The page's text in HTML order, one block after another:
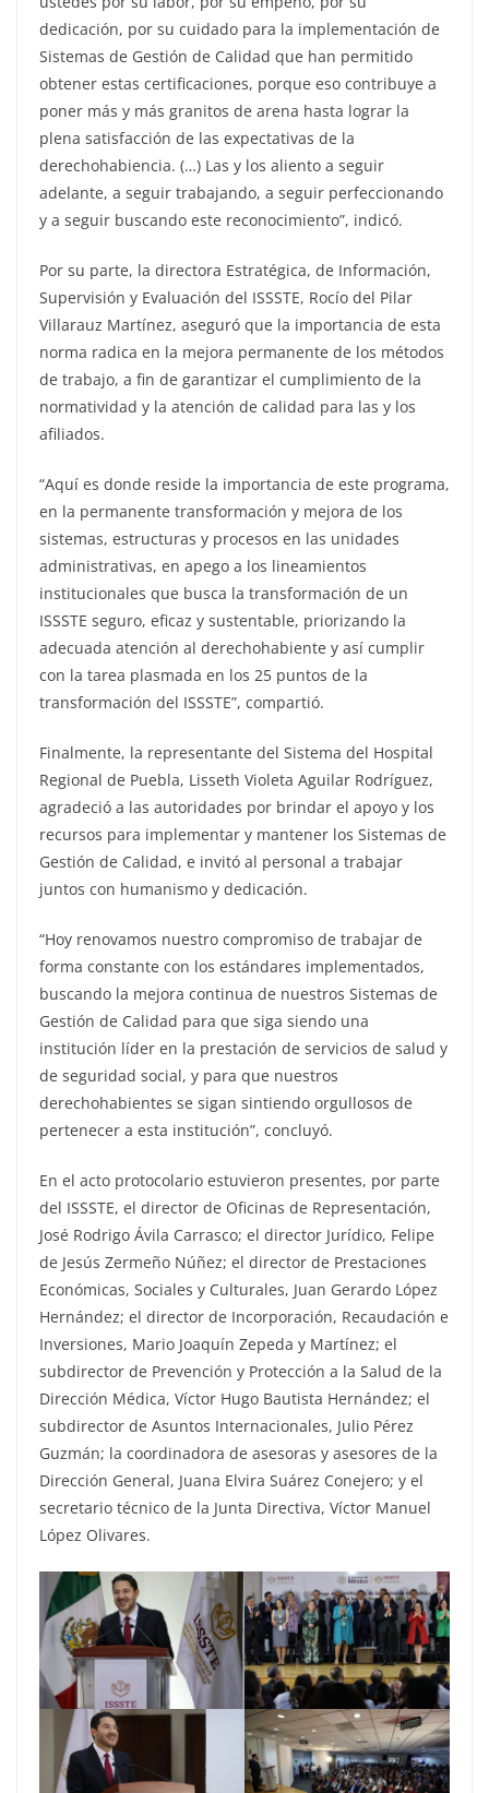
dedicación, por su cuidado para la implementación de
Sistemas de Gestión de Calidad que han permitido
obtener estas certificaciones, porque eso contribuye a
poner más y más granitos de arena hasta lograr la
plena satisfacción de las expectativas de la
derechohabiencia. (…) Las y los aliento a seguir
adelante, a seguir trabajando, a seguir perfeccionando
y a seguir buscando este reconocimiento”, indicó.
Por su parte, la directora Estratégica, de Información,
Supervisión y Evaluación del ISSSTE, Rocío del Pilar
Villarauz Martínez, aseguró que la importancia de esta
norma radica en la mejora permanente de los métodos
de trabajo, a fin de garantizar el cumplimiento de la
normatividad y la atención de calidad para las y los
afiliados.
“Aquí es donde reside la importancia de este programa,
en la permanente transformación y mejora de los
sistemas, estructuras y procesos en las unidades
administrativas, en apego a los lineamientos
institucionales que busca la transformación de un
ISSSTE seguro, eficaz y sustentable, priorizando la
adecuada atención al derechohabiente y así cumplir
con la tarea plasmada en los 25 puntos de la
transformación del ISSSTE”, compartió.
Finalmente, la representante del Sistema del Hospital
Regional de Puebla, Lisseth Violeta Aguilar Rodríguez,
agradeció a las autoridades por brindar el apoyo y los
recursos para implementar y mantener los Sistemas de
Gestión de Calidad, e invitó al personal a trabajar
juntos con humanismo y dedicación.
“Hoy renovamos nuestro compromiso de trabajar de
forma constante con los estándares implementados,
buscando la mejora continua de nuestros Sistemas de
Gestión de Calidad para que siga siendo una
institución líder en la prestación de servicios de salud y
de seguridad social, y para que nuestros
derechohabientes se sigan sintiendo orgullosos de
pertenecer a esta institución”, concluyó.
En el acto protocolario estuvieron presentes, por parte
del ISSSTE, el director de Oficinas de Representación,
José Rodrigo Ávila Carrasco; el director Jurídico, Felipe
de Jesús Zermeño Núñez; el director de Prestaciones
Económicas, Sociales y Culturales, Juan Gerardo López
Hernández; el director de Incorporación, Recaudación e
Inversiones, Mario Joaquín Zepeda y Martínez; el
subdirector de Prevención y Protección a la Salud de la
Dirección Médica, Víctor Hugo Bautista Hernández; el
subdirector de Asuntos Internacionales, Julio Pérez
Guzmán; la coordinadora de asesoras y asesores de la
Dirección General, Juana Elvira Suárez Conejero; y el
secretario técnico de la Junta Directiva, Víctor Manuel
López Olivares.